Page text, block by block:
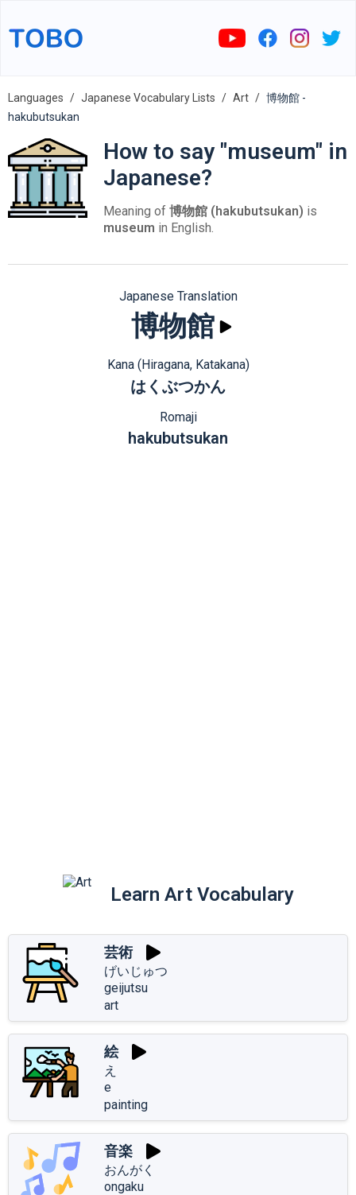
Languages Japanese Vocabulary Lists Art
博物館 -
hakubutsukan
How to say "museum" in
Japanese?
Meaning of 博物館 (hakubutsukan) is
museum in English.
Japanese Translation
博物館
Kana (Hiragana, Katakana)
はくぶつかん
Romaji
hakubutsukan
Learn Art Vocabulary
芸術
げいじゅつ
geijutsu
art
絵
え
e
painting
音楽
おんがく
ongaku